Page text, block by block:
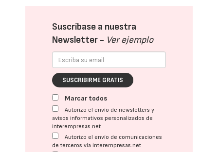
Suscríbase a nuestra
Newsletter - Ver ejemplo
SUSCRIBIRME GRATIS
Marcar todos
Autorizo el envío de newsletters y
avisos informativos personalizados de
interempresas.net
Autorizo el envío de comunicaciones
de terceros vía interempresas.net